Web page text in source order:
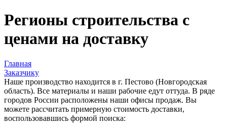
Регионы строительства с
ценами на доставку
Главная
Заказчику
Наше производство находится в г. Пестово (Новгородская
область). Все материалы и наши рабочие едут оттуда. В ряде
городов России расположены наши офисы продаж. Вы
можете расcчитать примерную стоимость доставки,
воспользовавшись формой поиска: